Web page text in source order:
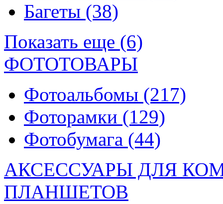
Багеты (38)
Показать еще (6)
ФОТОТОВАРЫ
Фотоальбомы (217)
Фоторамки (129)
Фотобумага (44)
АКСЕССУАРЫ ДЛЯ
ПЛАНШЕТОВ